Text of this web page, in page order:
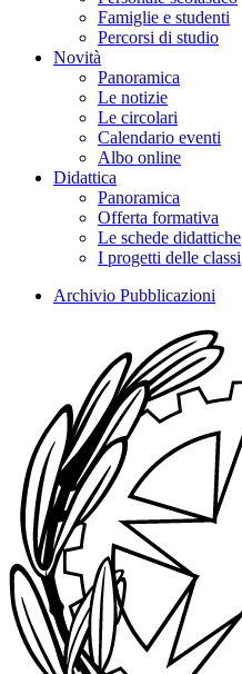
Famiglie e studenti
Percorsi di studio
Novità
Panoramica
Le notizie
Le circolari
Calendario eventi
Albo online
Didattica
Panoramica
Offerta formativa
Le schede didattiche
I progetti delle classi
Archivio Pubblicazioni